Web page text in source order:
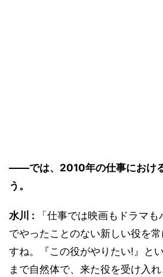
――では、2010年の仕事におけ
う。
水川 :
「仕事では映画もドラマ
でやったことのない新しい役を
すね。『この役がやりたい!』と
まで自然体で、来た役を受け入